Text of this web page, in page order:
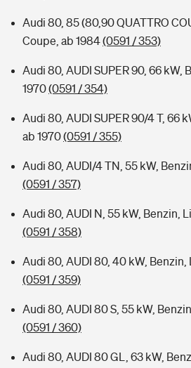
Audi 80, 85 (80,90 QUATTRO
Coupe, ab 1984(0591 / 353)
Audi 80, AUDI SUPER 90, 66 kW,
1970(0591 / 354)
Audi 80, AUDI SUPER 90/4 T, 66
ab 1970(0591 / 355)
Audi 80, AUDI/4 TN, 55 kW,
(0591 / 357)
Audi 80, AUDI N, 55 kW, Benzin,
(0591 / 358)
Audi 80, AUDI 80, 40 kW, Benzin,
(0591 / 359)
Audi 80, AUDI 80 S, 55 kW,
(0591 / 360)
Audi 80, AUDI 80 GL, 63 kW,